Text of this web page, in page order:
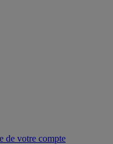
de votre compte